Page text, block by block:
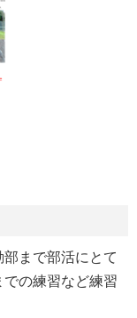
まで部活にとて
の練習など練習